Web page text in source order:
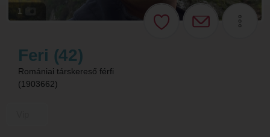
1
Feri (42)
Romániai társkereső férfi
(1903662)